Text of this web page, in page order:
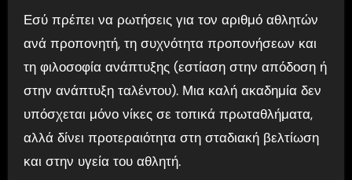
Εσύ πρέπει να ρωτήσεις για τον αριθμό αθλητών
ανά προπονητή, τη συχνότητα προπονήσεων και
τη φιλοσοφία ανάπτυξης (εστίαση στην απόδοση ή
στην ανάπτυξη ταλέντου). Μια καλή ακαδημία δεν
υπόσχεται μόνο νίκες σε τοπικά πρωταθλήματα,
αλλά δίνει προτεραιότητα στη σταδιακή βελτίωση
και στην υγεία του αθλητή.